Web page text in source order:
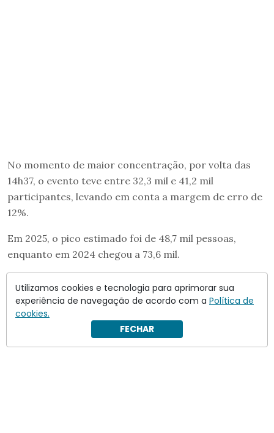
No momento de maior concentração, por volta das
14h37, o evento teve entre 32,3 mil e 41,2 mil
participantes, levando em conta a margem de erro de
12%.
Em 2025, o pico estimado foi de 48,7 mil pessoas,
enquanto em 2024 chegou a 73,6 mil.
diferentes horários ao longo do dia e processadas por
um sistema de inteligência artificial.
Utilizamos cookies e tecnologia para aprimorar sua
experiência de navegação de acordo com a Política de
cookies.
FECHAR